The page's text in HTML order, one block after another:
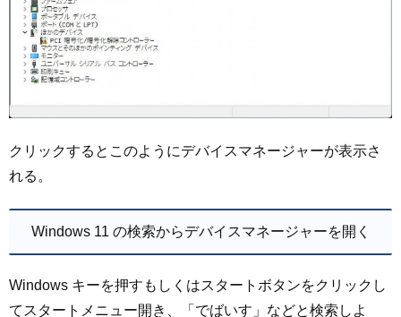
クリックするとこのようにデバイスマネージャーが表示さ
れる。
Windows 11 の検索からデバイスマネージャーを開く
Windows キーを押すもしくはスタートボタンをクリックし
てスタートメニュー開き、「でばいす」などと検索しよ